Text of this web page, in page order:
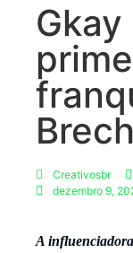
Creativosbr
dezembro 9,
A